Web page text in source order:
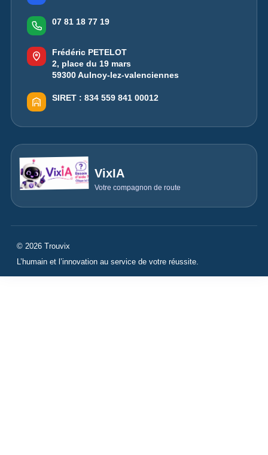
07 81 18 77 19
Frédéric PETELOT
2, place du 19 mars
59300 Aulnoy-lez-valenciennes
SIRET : 834 559 841 00012
VixIA
Votre compagnon de route
© 2026 Trouvix
L’humain et l’innovation au service de votre réussite.